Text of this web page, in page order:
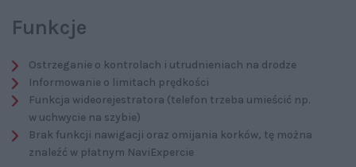
Funkcje
Ostrzeganie o kontrolach i utrudnieniach na drodze
Informowanie o limitach prędkości
Funkcja wideorejestratora (telefon trzeba umieścić np.
w uchwycie na szybie)
Brak funkcji nawigacji oraz omijania korków, tę można
znaleźć w płatnym NaviExpercie